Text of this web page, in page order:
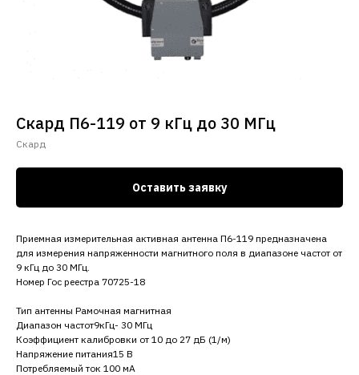
Скард П6-119 от 9 кГц до 30 МГц
Скард
Оставить заявку
Приемная измерительная активная антенна П6-119 предназначена
для измерения напряженности магнитного поля в диапазоне частот от
9 кГц до 30 МГц.
Номер Гос реестра 70725-18
Тип антенны Рамочная магнитная
Диапазон частот9кГц- 30 МГц
Коэффициент калибровки от 10 до 27 дБ (1/м)
Напряжение питания15 В
Потребляемый ток 100 мА